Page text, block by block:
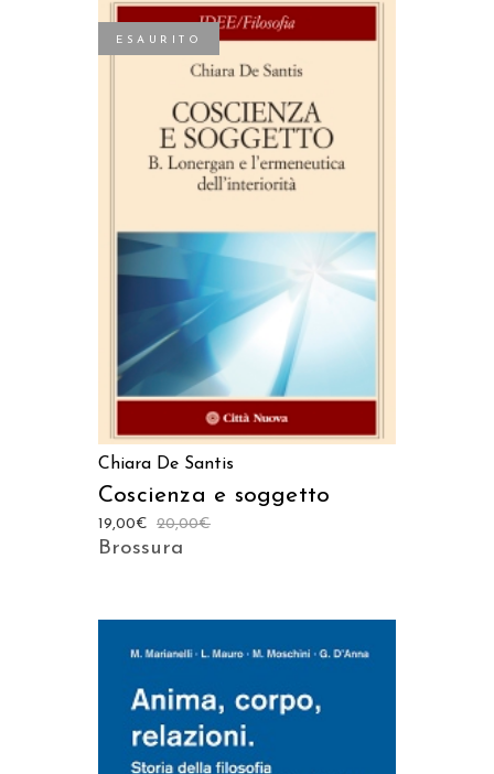
ESAURITO
Chiara De Santis
Coscienza e soggetto
20,00€
19,00€
Brossura